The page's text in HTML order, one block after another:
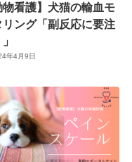
物看護】犬猫の輸血モ
リング「副反応に要注
年4月9日